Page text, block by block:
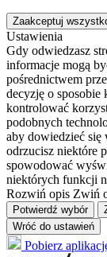
Zaakceptuj
Ustawienia
Gdy odwiedzasz
informacje mogą
pośrednictwem
decyzję o sposobie
kontrolować
podobnych
aby dowiedzieć się
odrzucisz niektóre
spowodować
niektórych funkcji
Rozwiń opis Zwiń
Potwierdź wybór
Wróć do ustawień
Pobierz